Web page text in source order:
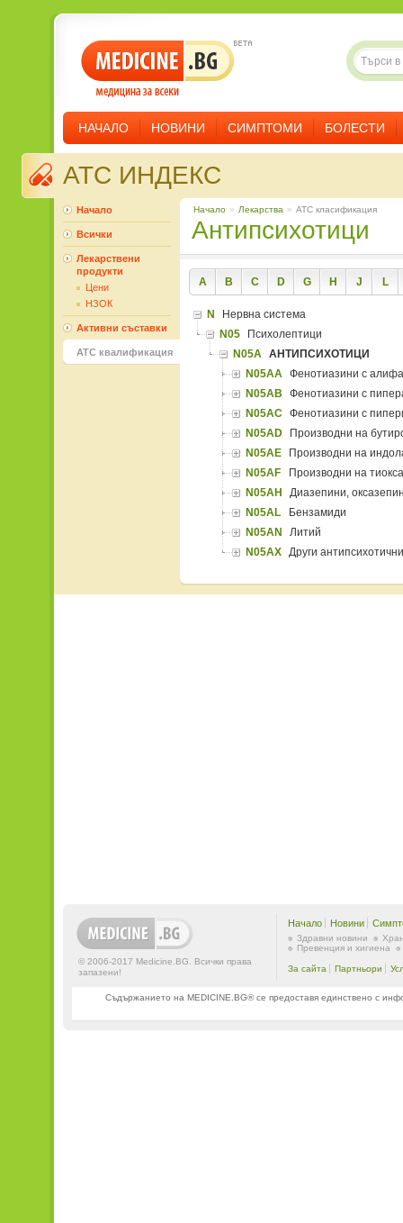
НАЧАЛО НОВИНИ СИМПТОМИ БОЛЕСТИ
ATC ИНДЕКС
Начало » Лекарства » ATC класификация
Антипсихотици
A B C D G H J L
N
Нервна система
N05
Психолептици
N05A АНТИПСИХОТИЦИ
N05AA Фенотиазини с
N05AB
Фенотиазини с
N05AC Фенотиазини с
N05AD
Производни на
N05AE
Производни на
N05AF
Производни на
N05AH
Диазепини,
N05AL
Бензамиди
N05AN
Литий
N05AX Други
Начало
Всички
Лекарствени
продукти
Цени
НЗОК
Активни съставки
ATC квалификация
© 2006-2017 Medicine.BG. Всички права
запазени!
Начало Новини
Здравни новини
Превенция и хигиена
За сайта Партньори
Съдържанието на MEDICINE.BG® се предоставя единствено с